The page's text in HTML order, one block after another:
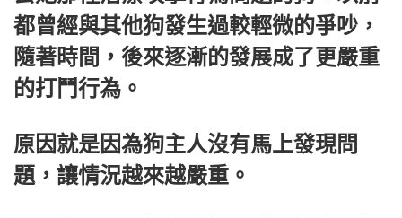
都曾經與其他狗發生過較輕微的爭吵，
隨著時間，後來逐漸的發展成了更嚴重
的打鬥行為。
原因就是因為狗主人沒有馬上發現問
題，讓情況越來越嚴重。